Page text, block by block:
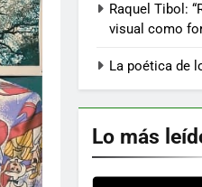
Raquel Tibol:
visual como
La poética de
Lo más